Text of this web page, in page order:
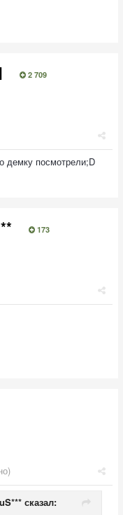
2 709
демку посмотрели;D
173
сказал: